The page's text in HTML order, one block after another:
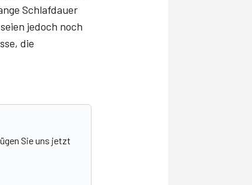
Schlafdauer
jedoch noch
die
Sie uns jetzt